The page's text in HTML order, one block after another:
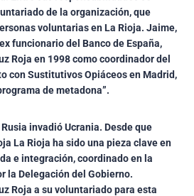
de la organización, que
voluntarias en La Rioja. Jaime,
funcionario del Banco de España,
Roja en 1998 como coordinador del
con Sustitutivos Opiáceos en Madrid,
de metadona”.
invadió Ucrania. Desde que
La Rioja ha sido una pieza clave en
e integración, coordinado en la
la Delegación del Gobierno.
Roja a su voluntariado para esta